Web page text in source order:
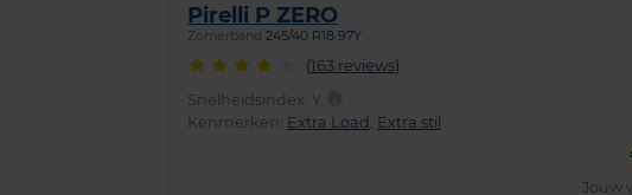
Pirelli P ZERO
Zomerband 245/40 R18 97Y
(163 reviews)
Snelheidsindex: Y
Kenmerken: Extra Load Extra stil
Jouw